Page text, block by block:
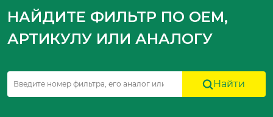
НАЙДИТЕ ФИЛЬТР ПО OEM,
АРТИКУЛУ ИЛИ АНАЛОГУ
Найти